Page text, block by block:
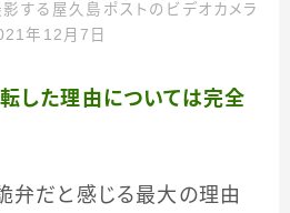
する屋久島ポストのビデオカメラ
年12月7日
した理由については完全
弁だと感じる最大の理由